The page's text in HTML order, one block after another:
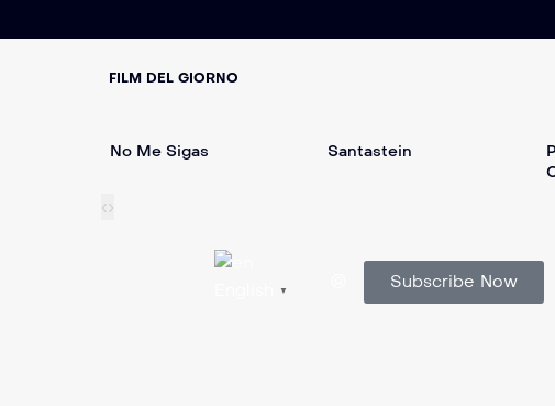
FILM DEL GIORNO
No Me Sigas Santastein
‹›
▼ Subscribe Now